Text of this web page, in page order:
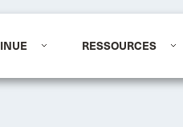
RESSOURCES